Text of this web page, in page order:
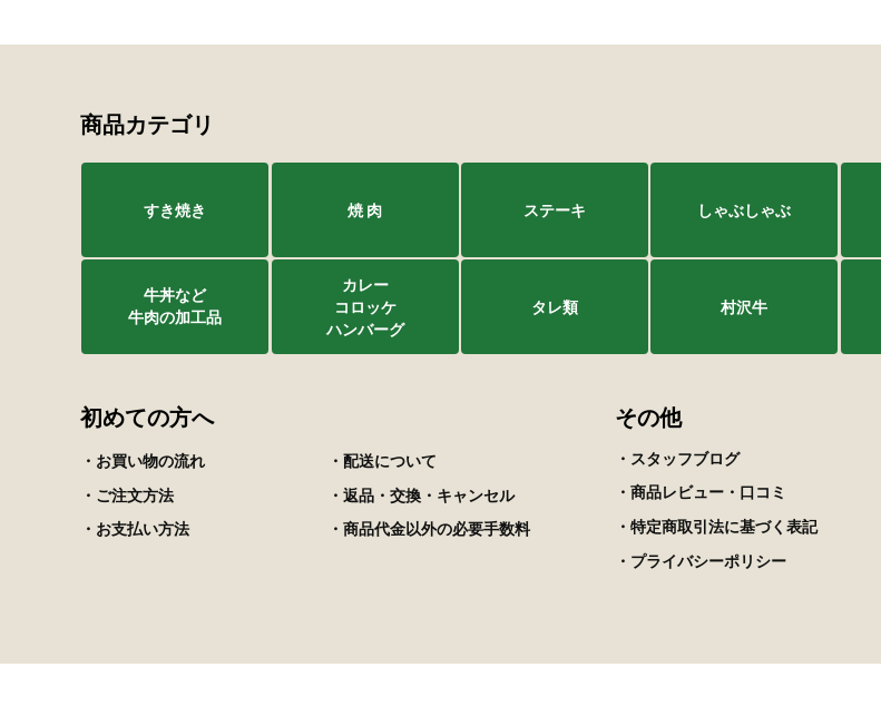
商品カテゴリ
すき焼き 焼 肉 ステーキ しゃぶしゃぶ
牛丼など
牛肉の加工品
カレー
コロッケ
ハンバーグ
タレ類 村沢牛
初めての方へ
・お買い物の流れ
・配送について
・ご注文方法
・返品・交換・キャンセル
・お支払い方法
・商品代金以外の必要手数料
その他
・スタッフブログ
・商品レビュー・口コミ
・特定商取引法に基づく表記
・プライバシーポリシー